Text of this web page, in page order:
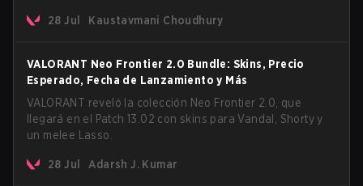
confirma un retraso para el muy esperado modo AROS:
28 Jul Kaustavmani Choudhury
VALORANT Neo Frontier 2.0 Bundle: Skins, Precio
Esperado, Fecha de Lanzamiento y Más
VALORANT reveló la colección Neo Frontier 2.0, que
llegará en el Patch 13.02 con skins para Vandal, Shorty y
un melee Lasso.
28 Jul Adarsh J. Kumar